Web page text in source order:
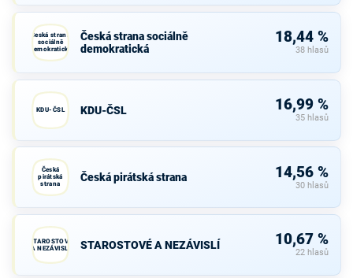
Česká strana
sociálně
demokratická
Česká strana sociálně
demokratická
18,44 %
38 hlasů
KDU-ČSL KDU-ČSL 16,99 %
35 hlasů
Česká
pirátská
strana
Česká pirátská strana 14,56 %
30 hlasů
STAROSTOVÉ
A NEZÁVISLÍ
STAROSTOVÉ A NEZÁVISLÍ 10,67 %
22 hlasů